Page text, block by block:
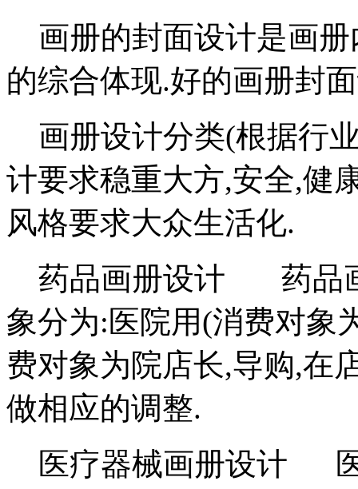
画册的封面设计是画册
的综合体现.好的画册
画册设计分类(根据行
计要求稳重大方,安全,健
风格要求大众生活化.
药品画册设计 药品画
象分为:医院用(消费对象
费对象为院店长,导购,在
做相应的调整.
医疗器械画册设计 医